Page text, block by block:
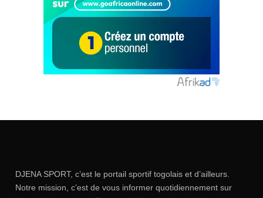
DJENA SPORT, c’est le portail sportif togolais et d’ailleurs.
Notre mission, c’est de vous informer quotidiennement sur